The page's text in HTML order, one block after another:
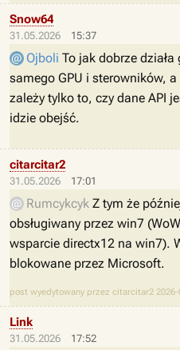
31.05.2026 15:37
Snow64
Ojboli To jak dobrze
samego GPU i sterowników,
zależy tylko to, czy dane API
idzie obejść.
31.05.2026 17:01
citarcitar2
Rumcykcyk Z tym że
obsługiwany przez win7
wsparcie directx12 na win7).
blokowane przez Microsoft.
post wyedytowany przez citarcitar2 2026-
31.05.2026 17:52
Link